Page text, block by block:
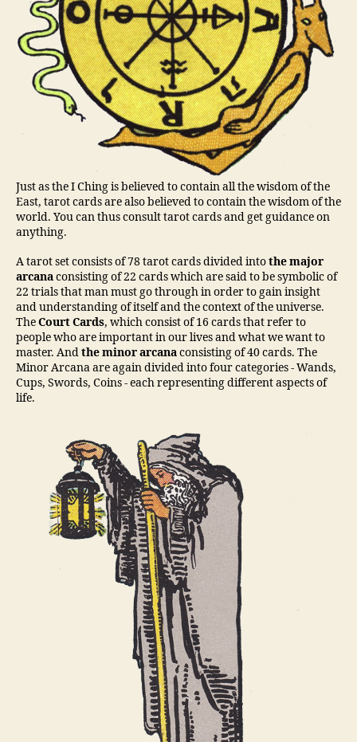
Just as the I Ching is believed to contain all the wisdom of the
East, tarot cards are also believed to contain the wisdom of the
world. You can thus consult tarot cards and get guidance on
anything.
A tarot set consists of 78 tarot cards divided intothe major
arcanaconsisting of 22 cards which are said to be symbolic of
22 trials that man must go through in order to gain insight
and understanding of itself and the context of the universe.
TheCourt Cards, which consist of 16 cards that refer to
people who are important in our lives and what we want to
master. Andthe minor arcanaconsisting of 40 cards. The
Minor Arcana are again divided into four categories - Wands,
Cups, Swords, Coins - each representing different aspects of
life.